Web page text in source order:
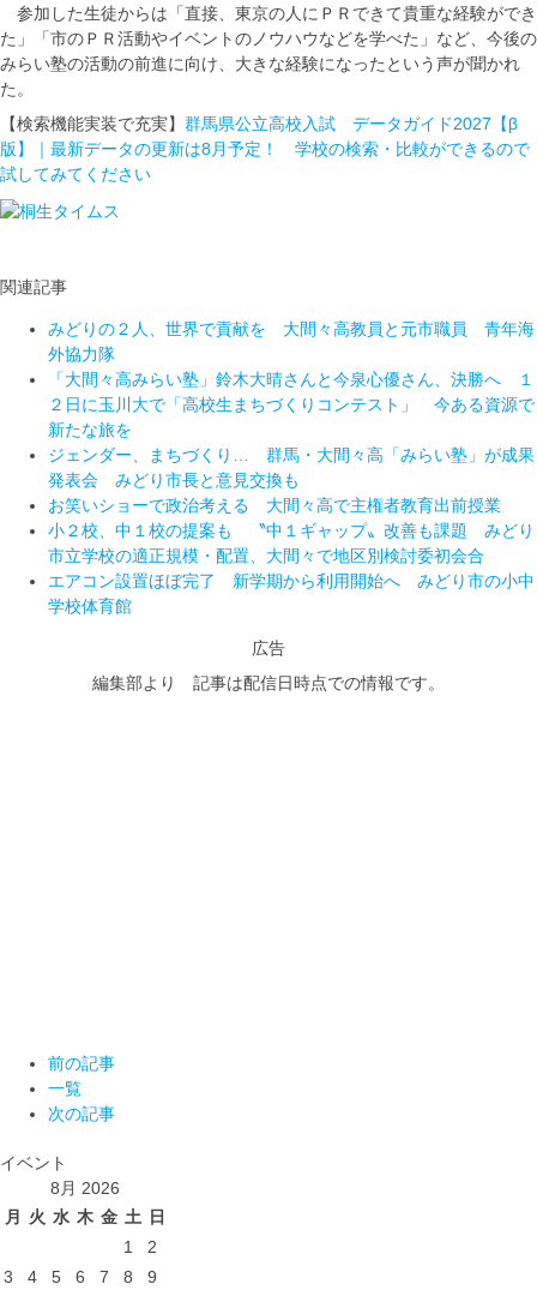
参加した生徒からは「直接、東京の人にＰＲできて貴重な経験ができ
た」「市のＰＲ活動やイベントのノウハウなどを学べた」など、今後の
みらい塾の活動の前進に向け、大きな経験になったという声が聞かれ
た。
【検索機能実装で充実】 群馬県公立高校入試 データガイド2027【β
版】｜最新データの更新は8月予定！ 学校の検索・比較ができるので
試してみてください
関連記事
みどりの２人、世界で貢献を 大間々高教員と元市職員 青年海
外協力隊
「大間々高みらい塾」鈴木大晴さんと今泉心優さん、決勝へ １
２日に玉川大で「高校生まちづくりコンテスト」 今ある資源で
新たな旅を
ジェンダー、まちづくり… 群馬・大間々高「みらい塾」が成果
発表会 みどり市長と意見交換も
お笑いショーで政治考える 大間々高で主権者教育出前授業
小２校、中１校の提案も 〝中１ギャップ〟改善も課題 みどり
市立学校の適正規模・配置、大間々で地区別検討委初会合
エアコン設置ほぼ完了 新学期から利用開始へ みどり市の小中
学校体育館
広告
編集部より 記事は配信日時点での情報です。
前の記事
一覧
次の記事
イベント
8月 2026
月
火 水 木 金 土
日
1
2
3
4 5 6 7 8
9